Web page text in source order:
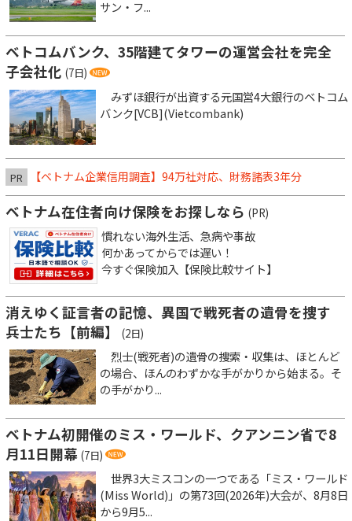
サン・フ...
ベトコムバンク、35階建てタワーの運営会社を完全
子会社化 (7日)
みずほ銀行が出資する元国営4大銀行のベトコム
バンク[VCB](Vietcombank)
PR 【ベトナム企業信用調査】94万社対応、財務諸表3年分
ベトナム在住者向け保険をお探しなら (PR)
慣れない海外生活、急病や事故
何かあってからでは遅い！
今すぐ保険加入【保険比較サイト】
消えゆく証言者の記憶、異国で戦死者の遺骨を捜す
兵士たち【前編】
(2日)
烈士(戦死者)の遺骨の捜索・収集は、ほとんど
の場合、ほんのわずかな手がかりから始まる。そ
の手がかり...
ベトナム初開催のミス・ワールド、クアンニン省で8
月11日開幕 (7日)
世界3大ミスコンの一つである「ミス・ワールド
(Miss World)」の第73回(2026年)大会が、8月8日
から9月5...